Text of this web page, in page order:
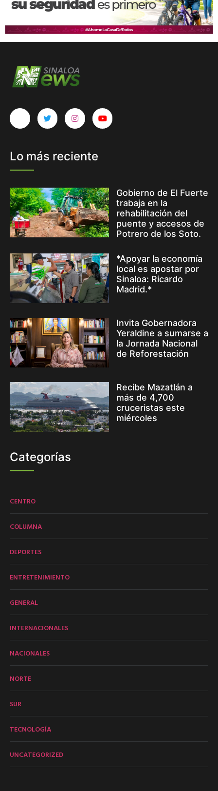
Lo más reciente
Gobierno de El Fuerte
trabaja en la
rehabilitación del
puente y accesos de
Potrero de los Soto.
*Apoyar la economía
local es apostar por
Sinaloa: Ricardo
Madrid.*
Invita Gobernadora
Yeraldine a sumarse a
la Jornada Nacional
de Reforestación
Recibe Mazatlán a
más de 4,700
cruceristas este
miércoles
Categorías
CENTRO
COLUMNA
DEPORTES
ENTRETENIMIENTO
GENERAL
INTERNACIONALES
NACIONALES
NORTE
SUR
TECNOLOGÍA
UNCATEGORIZED